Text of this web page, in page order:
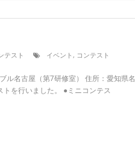
テスト イベント , コンテスト
名古屋（第7研修室） 住所：愛知県
を行いました。 ●ミニコンテス